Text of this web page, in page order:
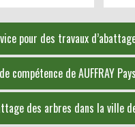
pour des travaux
compétence de AUFFRAY
des arbres dans la ville